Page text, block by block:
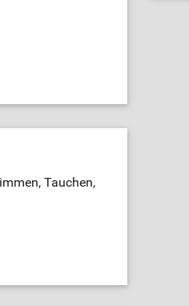
Tauchen,